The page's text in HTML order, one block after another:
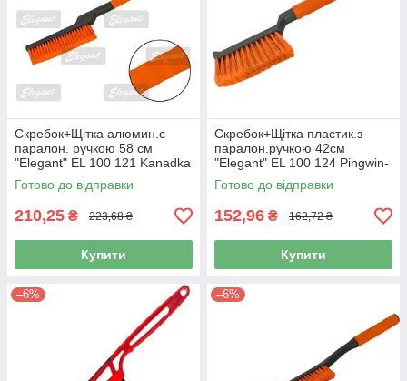
Скребок+Щітка алюмин.с
паралон. ручкою 58 см
"Elegant" EL 100 121 Kanadka
(12шт/ящ)
Готово до відправки
210,25 ₴ 223,68 ₴
Купити
Скребок+Щітка пластик.з
паралон.ручкою 42см
"Elegant" EL 100 124 Pingwin-
4ряд (24шт/ящ)
Готово до відправки
152,96 ₴ 162,72 ₴
Купити
–6% –6%